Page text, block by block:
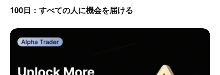
100日：すべての人に機会を届ける